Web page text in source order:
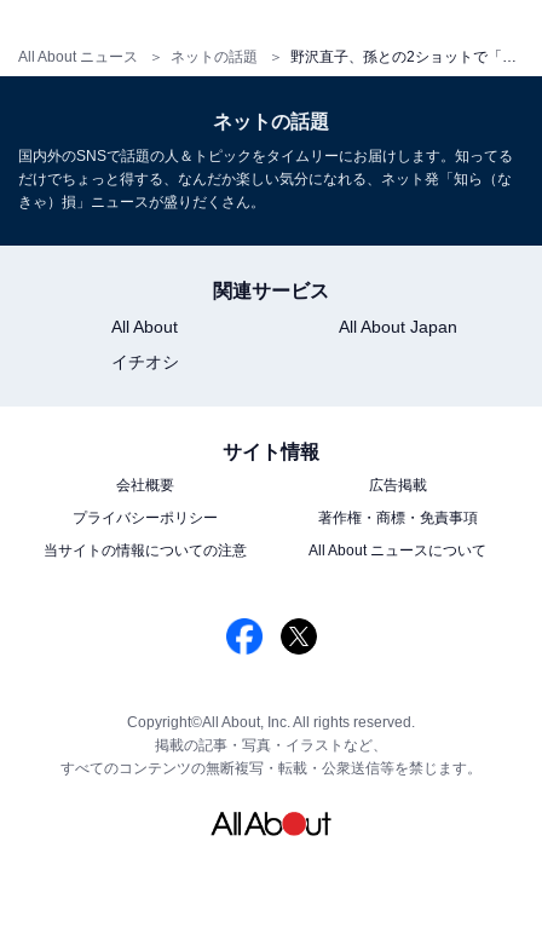
All About ニュース ネットの話題
ネットの話題
国内外のSNSで話題の人＆トピックをタイムリーにお届けします。知ってる
だけでちょっと得する、なんだか楽しい気分になれる、ネット発「知ら（な
きゃ）損」ニュースが盛りだくさん。
関連サービス
All About
All About Japan
イチオシ
サイト情報
会社概要
広告掲載
プライバシーポリシー
著作権・商標・免責事項
当サイトの情報についての注意
All About ニュースについて
Copyright©All About, Inc. All rights reserved.
掲載の記事・写真・イラストなど、
すべてのコンテンツの無断複写・転載・公衆送信等を禁じます。